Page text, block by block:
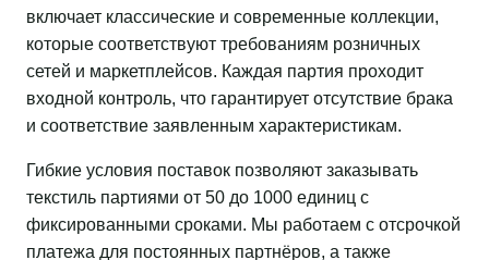
включает классические и современные коллекции,
которые соответствуют требованиям розничных
сетей и маркетплейсов. Каждая партия проходит
входной контроль, что гарантирует отсутствие брака
и соответствие заявленным характеристикам.
Гибкие условия поставок позволяют заказывать
текстиль партиями от 50 до 1000 единиц с
фиксированными сроками. Мы работаем с отсрочкой
платежа для постоянных партнёров, а также